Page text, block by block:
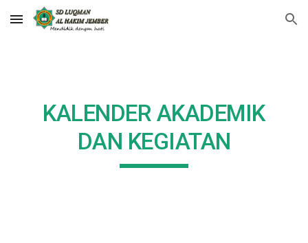
Skip to main content Skip to navigation
KALENDER AKADEMIK
DAN KEGIATAN